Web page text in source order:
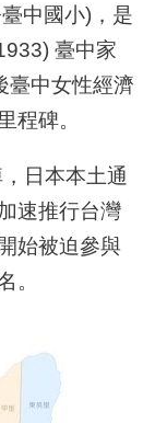
中國小) ，是
臺中家
臺中女性經濟
程碑。
日本本土通
速推行台灣
始被迫參與
。